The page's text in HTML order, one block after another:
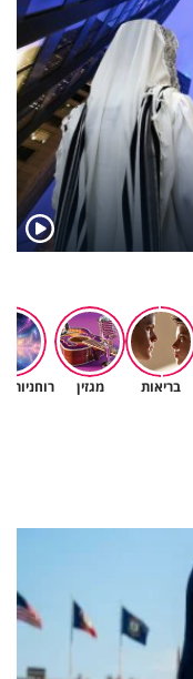
בריאות מגזין רוחניות
פותחים פתח קטן - ומקבלים